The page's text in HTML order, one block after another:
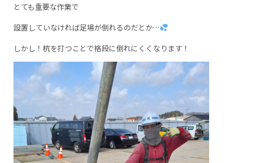
とても重要な作業で
設置していなければ足場が倒れるのだとか…
しかし！杭を打つことで格段に倒れにくくなります！